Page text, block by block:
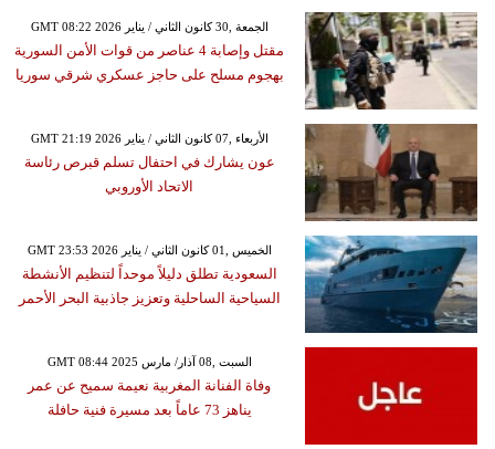
GMT 08:22 2026 الجمعة ,30 كانون الثاني / يناير
مقتل وإصابة 4 عناصر من قوات الأمن السورية
بهجوم مسلح على حاجز عسكري شرقي سوريا
GMT 21:19 2026 الأربعاء ,07 كانون الثاني / يناير
عون يشارك في احتفال تسلم قبرص رئاسة
الاتحاد الأوروبي
GMT 23:53 2026 الخميس ,01 كانون الثاني / يناير
السعودية تطلق دليلاً موحداً لتنظيم الأنشطة
السياحية الساحلية وتعزيز جاذبية البحر الأحمر
GMT 08:44 2025 السبت ,08 آذار/ مارس
وفاة الفنانة المغربية نعيمة سميح عن عمر
يناهز 73 عاماً بعد مسيرة فنية حافلة